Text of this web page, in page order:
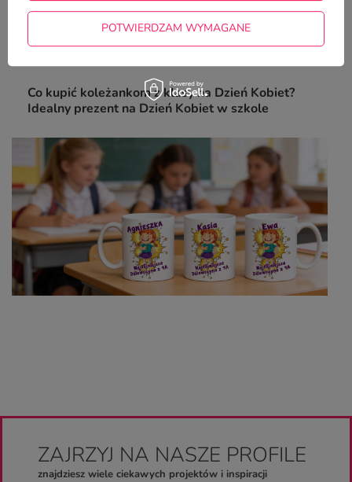
Z NASZEGO BLOGA
Co kupić koleżankom z klasy na Dzień Kobiet?
Idealny prezent na Dzień Kobiet w szkole
ZAJRZYJ NA NASZE PROFILE
znajdziesz wiele ciekawych projektów i inspiracji
POTWIERDZAM WYMAGANE